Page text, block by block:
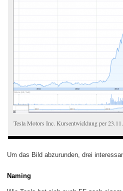
Tesla Motors Inc. Kursentwicklung per
Um das Bild abzurunden, drei
Naming